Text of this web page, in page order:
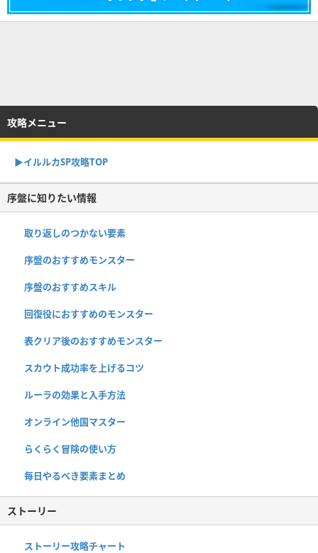
攻略メニュー
▶︎イルルカSP攻略TOP
序盤に知りたい情報
取り返しのつかない要素
序盤のおすすめモンスター
序盤のおすすめスキル
回復役におすすめのモンスター
表クリア後のおすすめモンスター
スカウト成功率を上げるコツ
ルーラの効果と入手方法
オンライン他国マスター
らくらく冒険の使い方
毎日やるべき要素まとめ
ストーリー
ストーリー攻略チャート